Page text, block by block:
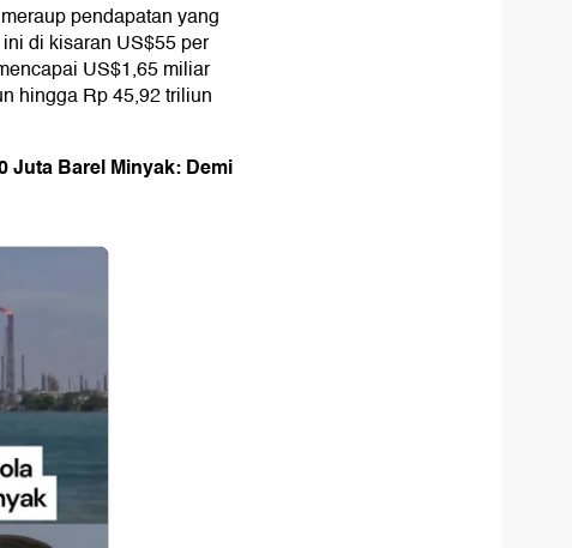
pendapatan yang
di kisaran US$55 per
US$1,65 miliar
hingga Rp 45,92 triliun
Juta Barel Minyak: Demi